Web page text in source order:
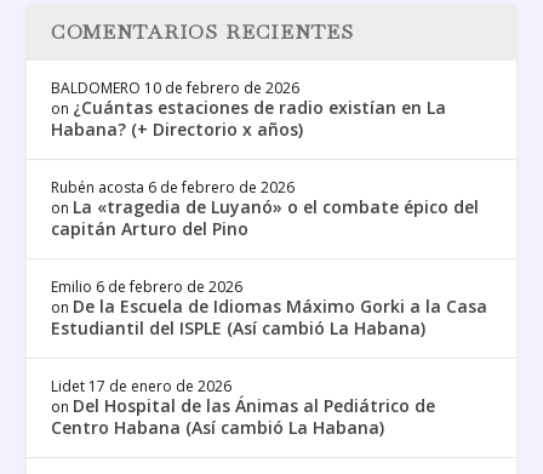
COMENTARIOS RECIENTES
BALDOMERO 10 de febrero de 2026
on ¿Cuántas estaciones de radio existían en La
Habana? (+ Directorio x años)
Rubén acosta 6 de febrero de 2026
on La «tragedia de Luyanó» o el combate épico del
capitán Arturo del Pino
Emilio 6 de febrero de 2026
on De la Escuela de Idiomas Máximo Gorki a la Casa
Estudiantil del ISPLE (Así cambió La Habana)
Lidet 17 de enero de 2026
on Del Hospital de las Ánimas al Pediátrico de
Centro Habana (Así cambió La Habana)